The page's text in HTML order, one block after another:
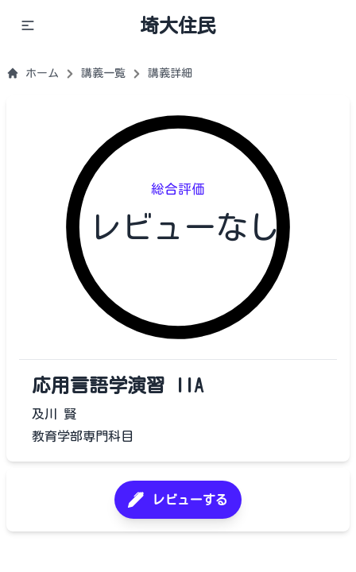
埼大住民
ホーム 講義一覧 講義詳細
総合評価
レビューなし
応用言語学演習 IIA
及川 賢
教育学部専門科目
レビューする